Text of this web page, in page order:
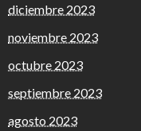
diciembre 2023
noviembre 2023
octubre 2023
septiembre 2023
agosto 2023